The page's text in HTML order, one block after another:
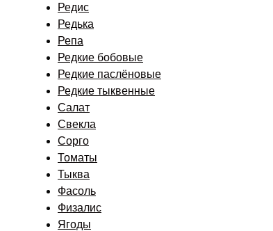
Редис
Редька
Репа
Редкие бобовые
Редкие паслёновые
Редкие тыквенные
Салат
Свекла
Сорго
Томаты
Тыква
Фасоль
Физалис
Ягоды